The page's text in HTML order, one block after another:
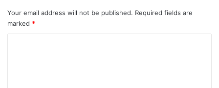
Your email address will not be published. Required fields are
marked *